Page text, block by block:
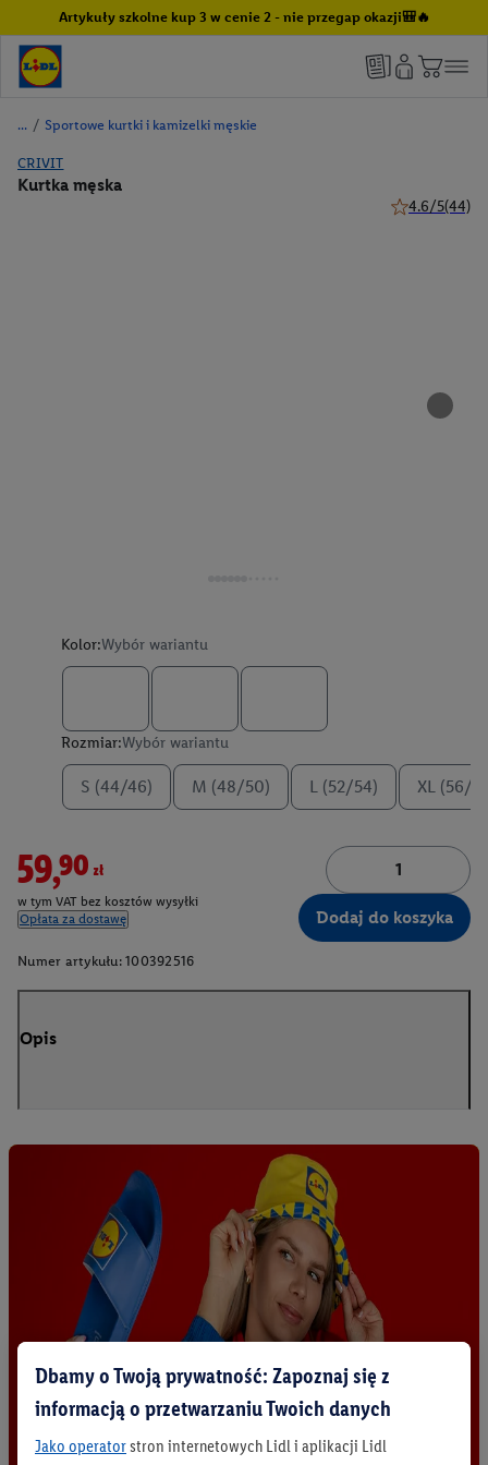
Artykuły szkolne kup 3 w cenie 2 - nie przegap okazji🎒🔥
/ Sportowe kurtki i kamizelki męskie
CRIVIT
Kurtka męska
4.6/5(44)
Kolor:Wybór wariantu
Rozmiar:Wybór wariantu
S (44/46) M (48/50) L (52/54) XL (56/
59,90zł
w tym VAT bez kosztów wysyłki
Opłata za dostawę
Dodaj do koszyka
Numer artykułu: 100392516
Opis
Dbamy o Twoją prywatność: Zapoznaj się z
informacją o przetwarzaniu Twoich danych
Jako operatorstron internetowych Lidl i aplikacji Lidl